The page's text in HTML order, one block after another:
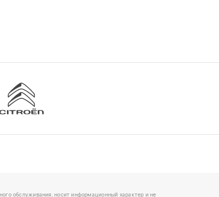
обслуживания, носит информационный характер и не